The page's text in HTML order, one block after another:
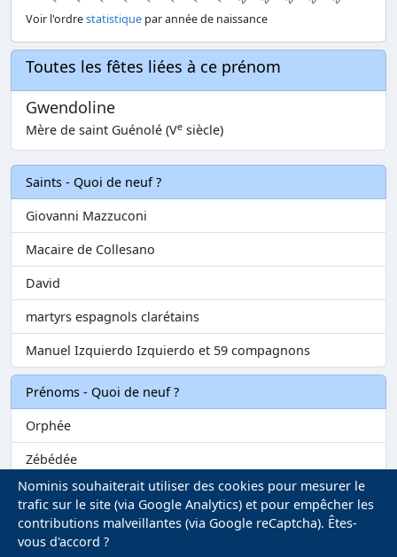
Voir l'ordrestatistique par année de naissance
Toutes les fêtes liées à ce prénom
Gwendoline
Mère de saint Guénolé (Ve siècle)
Saints - Quoi de neuf ?
Giovanni Mazzuconi
Macaire de Collesano
David
martyrs espagnols clarétains
Manuel Izquierdo Izquierdo et 59 compagnons
Prénoms - Quoi de neuf ?
Orphée
Zébédée
Melvil
Matilin
Nominis souhaiterait utiliser des cookies pour mesurer le
trafic sur le site (via Google Analytics) et pour empêcher les
contributions malveillantes (via Google reCaptcha). Êtes-
vous d'accord ?